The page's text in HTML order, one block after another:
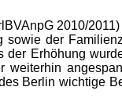
2010/
der
Erhöhung
weiterhin
Berlin wichtige